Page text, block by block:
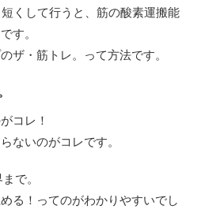
くして行うと、筋の酸素運搬能
す。
ザ・筋トレ。って方法です。
コレ！
ないのがコレです。
で。
る！ってのがわかりやすいでし